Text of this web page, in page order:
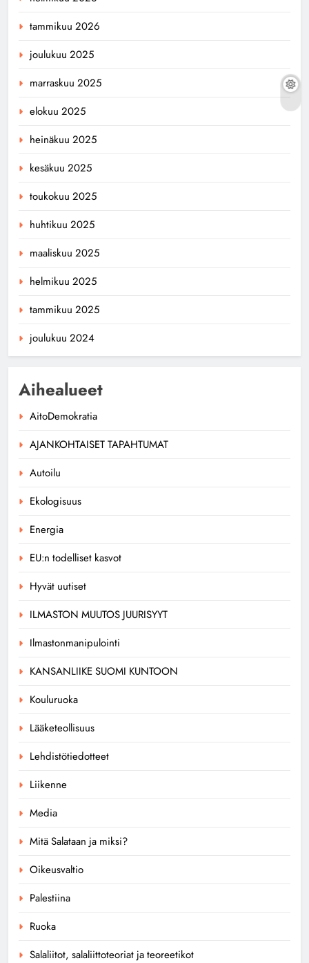
tammikuu 2026
joulukuu 2025
marraskuu 2025
elokuu 2025
heinäkuu 2025
kesäkuu 2025
toukokuu 2025
huhtikuu 2025
maaliskuu 2025
helmikuu 2025
tammikuu 2025
joulukuu 2024
Aihealueet
AitoDemokratia
AJANKOHTAISET TAPAHTUMAT
Autoilu
Ekologisuus
Energia
EU:n todelliset kasvot
Hyvät uutiset
ILMASTON MUUTOS JUURISYYT
Ilmastonmanipulointi
KANSANLIIKE SUOMI KUNTOON
Kouluruoka
Lääketeollisuus
Lehdistötiedotteet
Liikenne
Media
Mitä Salataan ja miksi?
Oikeusvaltio
Palestiina
Ruoka
Salaliitot, salaliittoteoriat ja teoreetikot